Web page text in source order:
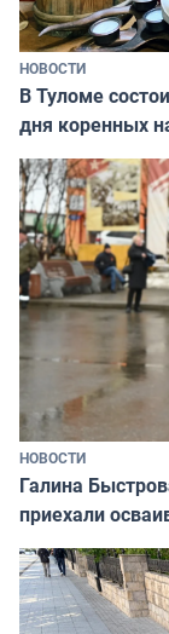
НОВОСТИ
В Туломе
дня коренных
НОВОСТИ
Галина
приехали